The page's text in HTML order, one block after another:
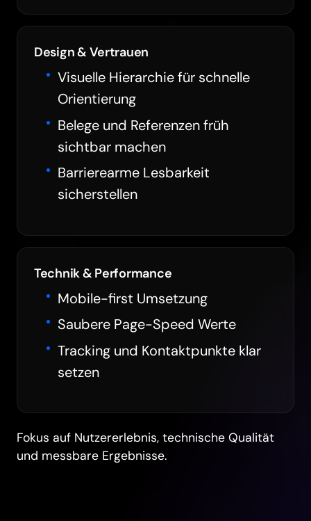
Design & Vertrauen
Visuelle Hierarchie für schnelle
Orientierung
Belege und Referenzen früh
sichtbar machen
Barrierearme Lesbarkeit
sicherstellen
Technik & Performance
Mobile-first Umsetzung
Saubere Page-Speed Werte
Tracking und Kontaktpunkte klar
setzen
Fokus auf Nutzererlebnis, technische Qualität
und messbare Ergebnisse.